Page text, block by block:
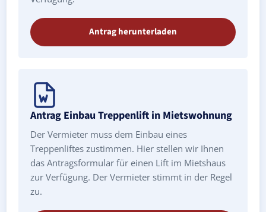
Antrag herunterladen
Antrag Einbau Treppenlift in Mietswohnung
Der Vermieter muss dem Einbau eines
Treppenliftes zustimmen. Hier stellen wir Ihnen
das Antragsformular für einen Lift im Mietshaus
zur Verfügung. Der Vermieter stimmt in der Regel
zu.